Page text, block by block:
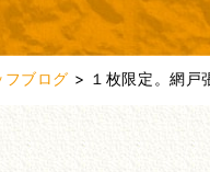
フブログ > １枚限定。網戸